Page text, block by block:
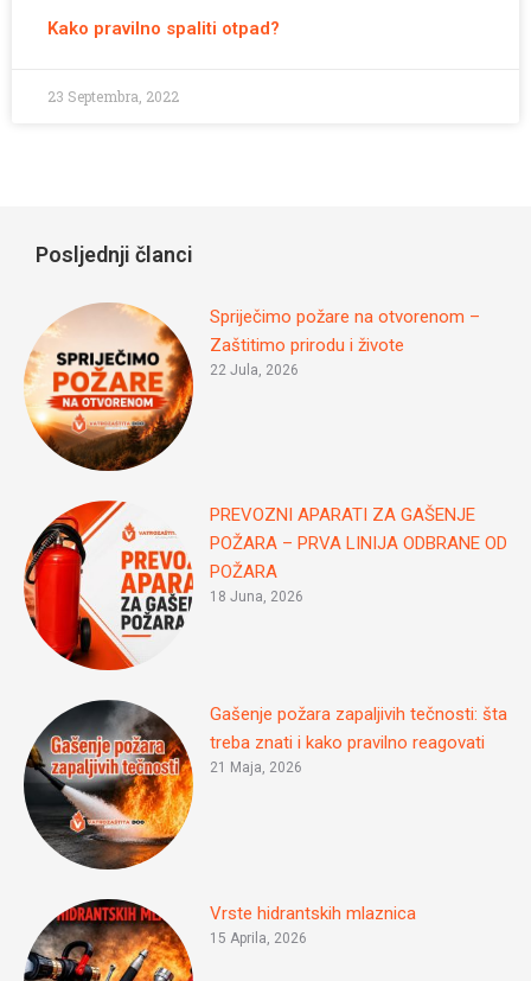
Kako pravilno spaliti otpad?
23 Septembra, 2022
Posljednji članci
Spriječimo požare na otvorenom –
Zaštitimo prirodu i živote
22 Jula, 2026
PREVOZNI APARATI ZA GAŠENJE
POŽARA – PRVA LINIJA ODBRANE OD
POŽARA
18 Juna, 2026
Gašenje požara zapaljivih tečnosti: šta
treba znati i kako pravilno reagovati
21 Maja, 2026
Vrste hidrantskih mlaznica
15 Aprila, 2026